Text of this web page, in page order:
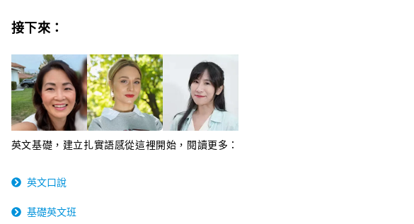
接下來：
英文基礎，建立扎實語感從這裡開始，閱讀更多：
英文口說
基礎英文班